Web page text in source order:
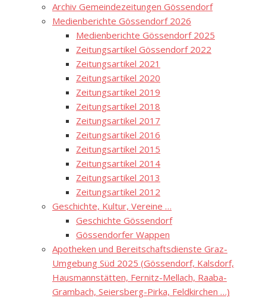
Archiv Gemeindezeitungen Gössendorf
Medienberichte Gössendorf 2026
Medienberichte Gössendorf 2025
Zeitungsartikel Gössendorf 2022
Zeitungsartikel 2021
Zeitungsartikel 2020
Zeitungsartikel 2019
Zeitungsartikel 2018
Zeitungsartikel 2017
Zeitungsartikel 2016
Zeitungsartikel 2015
Zeitungsartikel 2014
Zeitungsartikel 2013
Zeitungsartikel 2012
Geschichte, Kultur, Vereine …
Geschichte Gössendorf
Gössendorfer Wappen
Apotheken und Bereitschaftsdienste Graz-
Umgebung Süd 2025 (Gössendorf, Kalsdorf,
Hausmannstätten, Fernitz-Mellach, Raaba-
Grambach, Seiersberg-Pirka, Feldkirchen …)